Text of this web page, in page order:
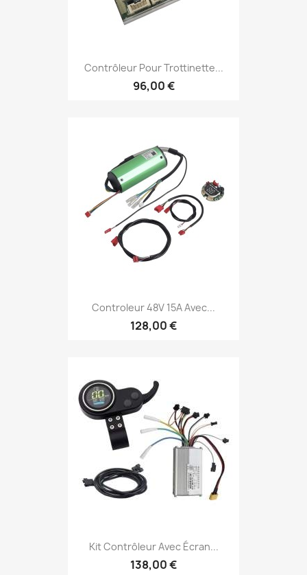
Contrôleur Pour Trottinette...
96,00 €
Controleur 48V 15A Avec...
128,00 €
Kit Contrôleur Avec Écran...
138,00 €